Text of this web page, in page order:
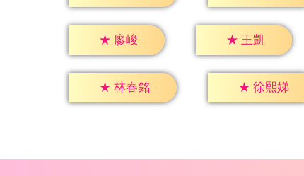
★ 廖峻 ★ 王凱
★ 林春銘 ★ 徐熙娣